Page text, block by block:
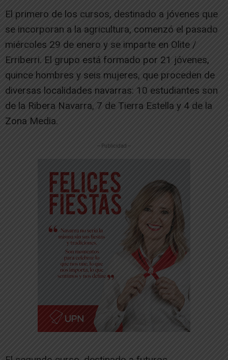
El primero de los cursos, destinado a jóvenes que
se incorporan a la agricultura, comenzó el pasado
miércoles 29 de enero y se imparte en Olite /
Erriberri. El grupo está formado por 21 jóvenes,
quince hombres y seis mujeres, que proceden de
diversas localidades navarras: 10 estudiantes son
de la Ribera Navarra, 7 de Tierra Estella y 4 de la
Zona Media.
-- Publicidad --